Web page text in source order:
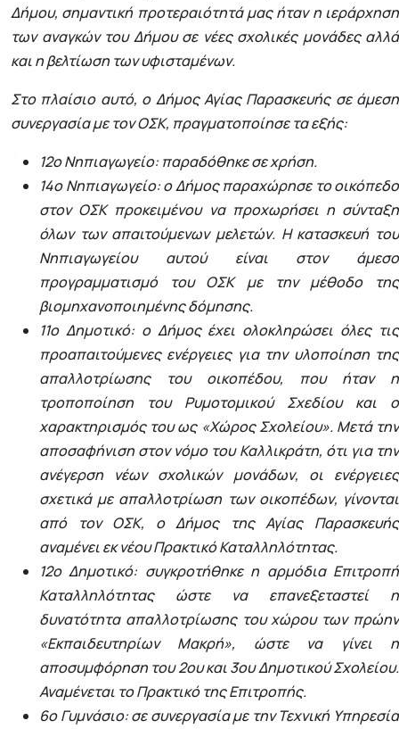
Δήμου, σημαντική προτεραιότητά μας ήταν η ιεράρχηση
των αναγκών του Δήμου σε νέες σχολικές μονάδες αλλά
και η βελτίωση των υφισταμένων.
Στο πλαίσιο αυτό, ο Δήμος Αγίας Παρασκευής σε άμεση
συνεργασία με τον ΟΣΚ, πραγματοποίησε τα εξής:
12ο Νηπιαγωγείο: παραδόθηκε σε χρήση.
14ο Νηπιαγωγείο: ο Δήμος παραχώρησε το οικόπεδο
στον ΟΣΚ προκειμένου να προχωρήσει η σύνταξη
όλων των απαιτούμενων μελετών. Η κατασκευή του
Νηπιαγωγείου αυτού είναι στον άμεσο
προγραμματισμό του ΟΣΚ με την μέθοδο της
βιομηχανοποιημένης δόμησης.
11ο Δημοτικό: ο Δήμος έχει ολοκληρώσει όλες τις
προαπαιτούμενες ενέργειες για την υλοποίηση της
απαλλοτρίωσης του οικοπέδου, που ήταν η
τροποποίηση του Ρυμοτομικού Σχεδίου και ο
χαρακτηρισμός του ως «Χώρος Σχολείου». Μετά την
αποσαφήνιση στον νόμο του Καλλικράτη, ότι για την
ανέγερση νέων σχολικών μονάδων, οι ενέργειες
σχετικά με απαλλοτρίωση των οικοπέδων, γίνονται
από τον ΟΣΚ, ο Δήμος της Αγίας Παρασκευής
αναμένει εκ νέου Πρακτικό Καταλληλότητας.
12ο Δημοτικό: συγκροτήθηκε η αρμόδια Επιτροπή
Καταλληλότητας ώστε να επανεξεταστεί η
δυνατότητα απαλλοτρίωσης του χώρου των πρώην
«Εκπαιδευτηρίων Μακρή», ώστε να γίνει η
αποσυμφόρηση του 2ου και 3ου Δημοτικού Σχολείου.
Αναμένεται το Πρακτικό της Επιτροπής.
6ο Γυμνάσιο: σε συνεργασία με την Τεχνική Υπηρεσία